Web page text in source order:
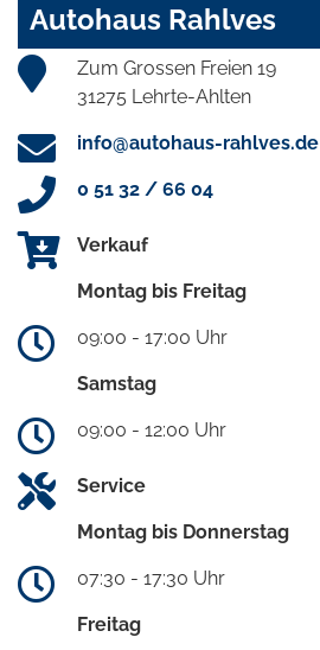
Autohaus Rahlves
Zum Grossen Freien 19
31275 Lehrte-Ahlten
info@autohaus-rahlves.de
0 51 32 / 66 04
Verkauf
Montag bis Freitag
09:00 - 17:00 Uhr
Samstag
09:00 - 12:00 Uhr
Service
Montag bis Donnerstag
07:30 - 17:30 Uhr
Freitag